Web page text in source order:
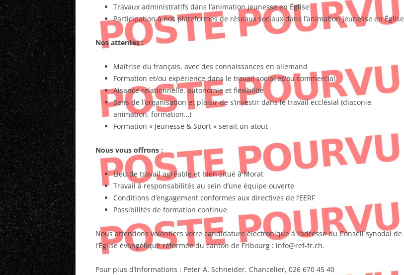
Travaux administratifs dans l’animation jeunesse en Église
Participation à nos plateformes de réseaux sociaux dans l’animation jeunesse en Église
Nos attentes :
Maîtrise du français, avec des connaissances en allemand
Formation et/ou expérience dans le travail social et/ou commercial
Aisance relationnelle, autonomie et flexibilité
Sens de l’organisation et plaisir de s’investir dans le travail ecclésial (diaconie,
animation, formation…)
Formation « Jeunesse & Sport » serait un atout
Nous vous offrons :
Lieu de travail agréable et bien situé à Morat
Travail à responsabilités au sein d’une équipe ouverte
Conditions d’engagement conformes aux directives de l’EERF
Possibilités de formation continue
Nous attendons volontiers votre candidature électronique à l’adresse du Conseil synodal de
l’Église évangélique réformée du canton de Fribourg : info@ref-fr.ch.
Pour plus d’informations : Peter A. Schneider, Chancelier, 026 670 45 40